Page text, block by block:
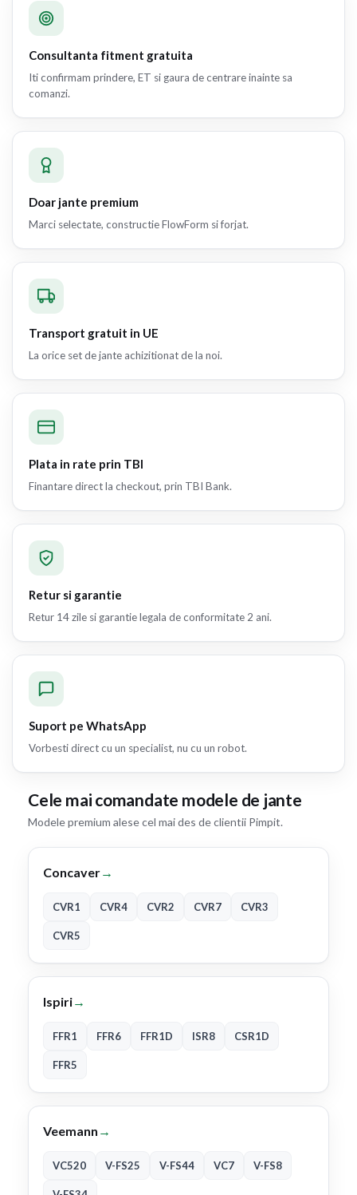
Consultanta fitment gratuita
Iti confirmam prindere, ET si gaura de centrare inainte sa
comanzi.
Doar jante premium
Marci selectate, constructie FlowForm si forjat.
Transport gratuit in UE
La orice set de jante achizitionat de la noi.
Plata in rate prin TBI
Finantare direct la checkout, prin TBI Bank.
Retur si garantie
Retur 14 zile si garantie legala de conformitate 2 ani.
Suport pe WhatsApp
Vorbesti direct cu un specialist, nu cu un robot.
Cele mai comandate modele de jante
Modele premium alese cel mai des de clientii Pimpit.
Concaver→
CVR1 CVR4 CVR2 CVR7 CVR3
CVR5
Ispiri→
FFR1 FFR6 FFR1D ISR8 CSR1D
FFR5
Veemann →
VC520 V-FS25 V-FS44 VC7 V-FS8